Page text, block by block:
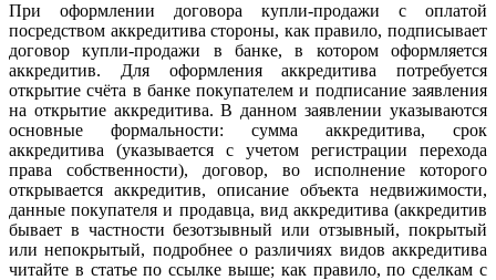
При оформлении договора купли-продажи с оплатой
посредством аккредитива стороны, как правило, подписывает
договор купли-продажи в банке, в котором оформляется
аккредитив. Для оформления аккредитива потребуется
открытие счёта в банке покупателем и подписание заявления
на открытие аккредитива. В данном заявлении указываются
основные формальности: сумма аккредитива, срок
аккредитива (указывается с учетом регистрации перехода
права собственности), договор, во исполнение которого
открывается аккредитив, описание объекта недвижимости,
данные покупателя и продавца, вид аккредитива (аккредитив
бывает в частности безотзывный или отзывный, покрытый
или непокрытый, подробнее о различиях видов аккредитива
читайте в статье по ссылке выше; как правило, по сделкам с